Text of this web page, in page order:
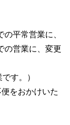
平常営業に、
の営業に、変更
す。）
をおかけいた